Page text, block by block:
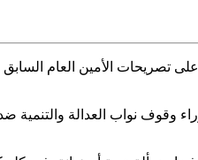
على تصريحات الأمين العام
وقوف نواب العدالة